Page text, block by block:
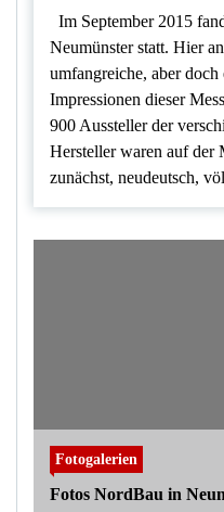
Im September 2015
Neumünster statt. Hier
umfangreiche, aber
Impressionen dieser
900 Aussteller der
Hersteller waren auf der
zunächst, neudeutsch,
Fotogalerien
Fotos NordBau in